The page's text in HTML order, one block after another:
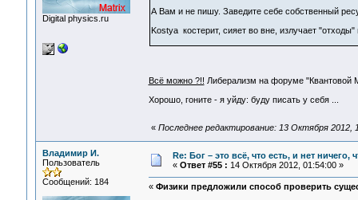
Digital physics.ru
А Вам и не пишу. Заведите себе собственный
Kostya костерит, сияет во вне, излучает
Всё можно ?!! Либерализм на форуме "Квантовой
Хорошо, гоните - я уйду: буду писать у себя ...
« Последнее редактирование: 13 Октября 2012,
Владимир И.
Пользователь
Сообщений: 184
Re: Бог – это всё, что есть, и нет
« Ответ #55 : 14 Октября 2012, 01:54:00 »
« Физики предложили способ проверить